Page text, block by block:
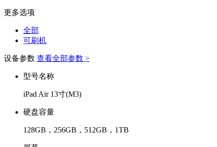
更多选项
全部
可刷机
设备参数 查看全部参数 >
型号名称
iPad Air 13寸(M3)
硬盘容量
128GB，256GB，512GB，1TB